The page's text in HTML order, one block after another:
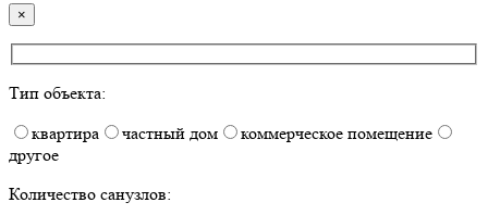
×
Тип объекта:
квартира
частный дом
коммерческое помещение
другое
Количество санузлов: